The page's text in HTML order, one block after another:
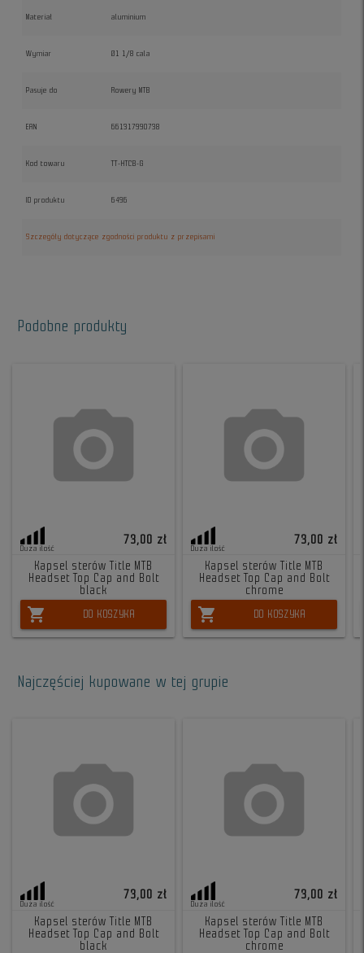
Materiał aluminium
Wymiar Ø1 1/8 cala
Pasuje do Rowery MTB
EAN 661317990738
Kod towaru TT-HTCB-G
ID produktu 6496
Szczegóły dotyczące zgodności produktu z przepisami
Podobne produkty
Duża ilość
73,00 zł
Kapsel sterów Title MTB
Headset Top Cap and Bolt
black
shopping_cart DO KOSZYKA
Duża ilość
73,00 zł
Kapsel sterów Title MTB
Headset Top Cap and Bolt
chrome
shopping_cart DO KOSZYKA
Najczęściej kupowane w tej grupie
Duża ilość
73,00 zł
Kapsel sterów Title MTB
Headset Top Cap and Bolt
black
Duża ilość
73,00 zł
Kapsel sterów Title MTB
Headset Top Cap and Bolt
chrome